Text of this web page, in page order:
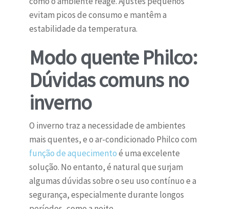
evitam picos de consumo e mantêm a
estabilidade da temperatura.
Modo quente Philco:
Dúvidas comuns no
inverno
O inverno traz a necessidade de ambientes
mais quentes, e o ar-condicionado Philco com
função de aquecimentoé uma excelente
solução. No entanto, é natural que surjam
algumas dúvidas sobre o seu uso contínuo e a
segurança, especialmente durante longos